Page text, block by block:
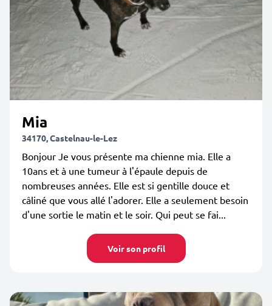
Mia
34170, Castelnau-le-Lez
Bonjour Je vous présente ma chienne mia. Elle a
10ans et à une tumeur à l'épaule depuis de
nombreuses années. Elle est si gentille douce et
câliné que vous allé l'adorer. Elle a seulement besoin
d'une sortie le matin et le soir. Qui peut se fai...
Voir son profil